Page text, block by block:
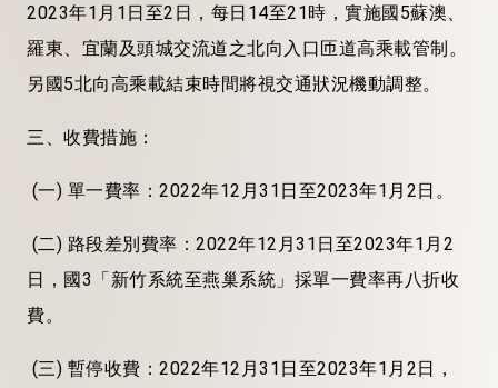
2023年1月1日至2日，每日14至21時，實施國5蘇澳、
羅東、宜蘭及頭城交流道之北向入口匝道高乘載管制。
另國5北向高乘載結束時間將視交通狀況機動調整。
三、收費措施：
(一) 單一費率：2022年12月31日至2023年1月2日。
(二) 路段差別費率：2022年12月31日至2023年1月2
日，國3「新竹系統至燕巢系統」採單一費率再八折收
費。
(三) 暫停收費：2022年12月31日至2023年1月2日，